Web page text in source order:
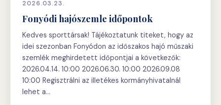
2026.03.23.
Fonyódi hajószemle időpontok
Kedves sporttársak! Tájékoztatunk titeket, hogy az
idei szezonban Fonyódon az időszakos hajó műszaki
szemlék meghirdetett időpontjai a következők:
2026.04.14. 10:00 2026.06.30. 10:00 2026.09.08
10:00 Regisztrálni az illetékes kormányhivatalnál
lehet a…